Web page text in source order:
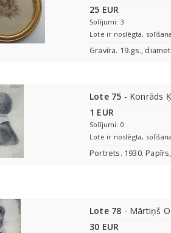
25 EUR
Solījumi: 3
Lote ir noslēgta,
Gravīra. 19.gs.,
Lote 75 - Konrāds
1 EUR
Solījumi: 0
Lote ir noslēgta,
Portrets. 1930.
Lote 78 - Mārtiņš
30 EUR